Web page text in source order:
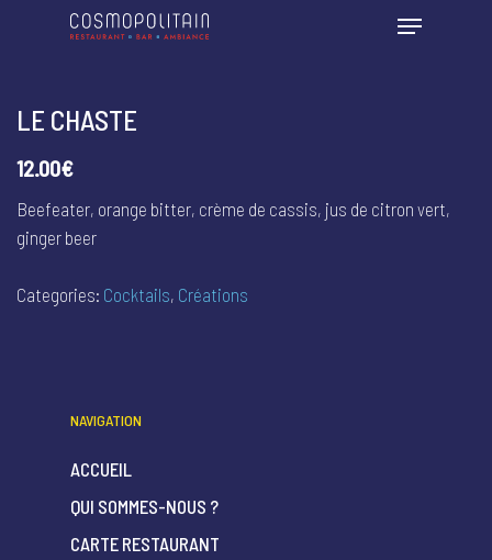
LE CHASTE
12.00€
Beefeater, orange bitter, crème de cassis, jus de citron vert,
ginger beer
Categories: Cocktails, Créations
NAVIGATION
ACCUEIL
QUI SOMMES-NOUS ?
CARTE RESTAURANT